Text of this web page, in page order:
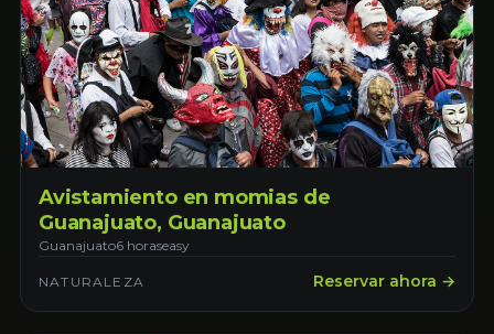
Avistamiento en momias de
Guanajuato, Guanajuato
Guanajuato6 horaseasy
NATURALEZA Reservar ahora →